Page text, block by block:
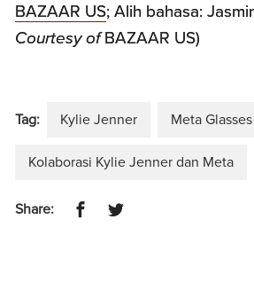
BAZAAR US; Alih bahasa:
Courtesy ofBAZAAR US)
Tag: Kylie Jenner Meta Glasses
Kolaborasi Kylie Jenner dan Meta
Share: